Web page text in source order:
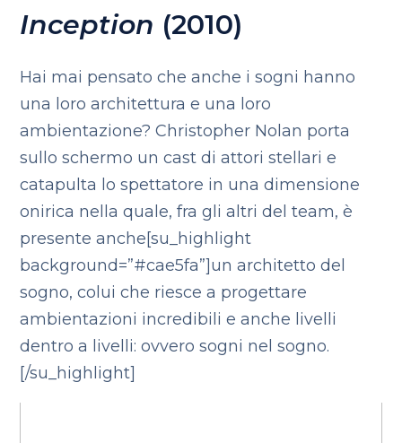
Inception (2010)
Hai mai pensato che anche i sogni hanno
una loro architettura e una loro
ambientazione? Christopher Nolan porta
sullo schermo un cast di attori stellari e
catapulta lo spettatore in una dimensione
onirica nella quale, fra gli altri del team, è
presente anche[su_highlight
background=”#cae5fa”]un architetto del
sogno, colui che riesce a progettare
ambientazioni incredibili e anche livelli
dentro a livelli: ovvero sogni nel sogno.
[/su_highlight]